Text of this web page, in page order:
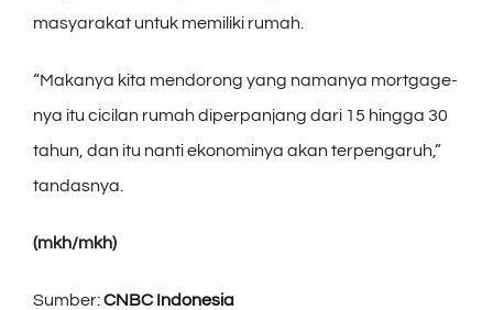
masyarakat untuk memiliki rumah.
“Makanya kita mendorong yang namanya mortgage-
nya itu cicilan rumah diperpanjang dari 15 hingga 30
tahun, dan itu nanti ekonominya akan terpengaruh,”
tandasnya.
(mkh/mkh)
Sumber:CNBC Indonesia